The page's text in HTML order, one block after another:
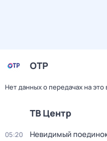
ОТР
Нет данных о передачах на это
ТВ Центр
05:20 Невидимый